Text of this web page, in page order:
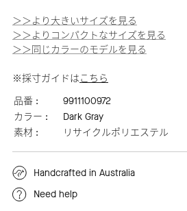
＞＞より大きいサイズを見る
＞＞よりコンパクトなサイズを見る
＞＞同じカラーのモデルを見る
※採寸ガイドはこちら
品番 :
9911100972
カラー :
Dark Gray
素材 :
リサイクルポリエステル
Handcrafted in Australia
Need help